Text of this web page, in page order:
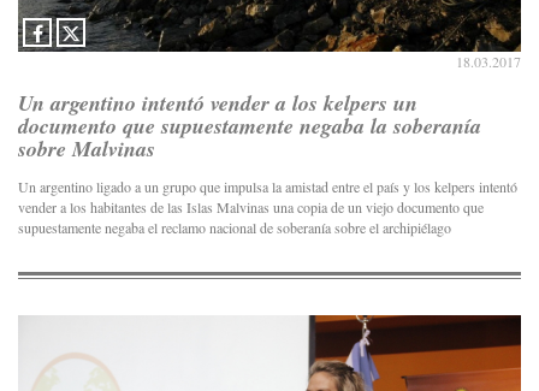
18.03.2017
Un argentino intentó vender a los kelpers un
documento que supuestamente negaba la soberanía
sobre Malvinas
Un argentino ligado a un grupo que impulsa la amistad entre el país y los kelpers intentó
vender a los habitantes de las Islas Malvinas una copia de un viejo documento que
supuestamente negaba el reclamo nacional de soberanía sobre el archipiélago